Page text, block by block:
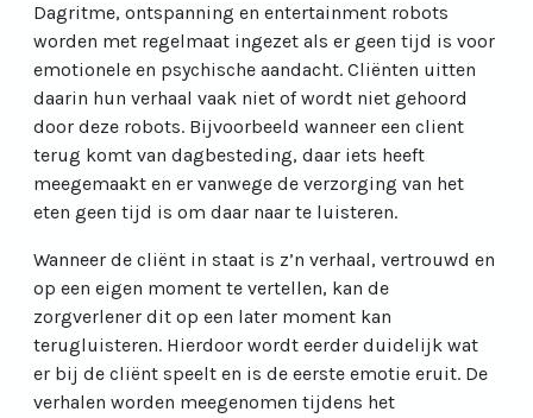
Dagritme, ontspanning en entertainment robots
worden met regelmaat ingezet als er geen tijd is voor
emotionele en psychische aandacht. Cliënten uitten
daarin hun verhaal vaak niet of wordt niet gehoord
door deze robots. Bijvoorbeeld wanneer een client
terug komt van dagbesteding, daar iets heeft
meegemaakt en er vanwege de verzorging van het
eten geen tijd is om daar naar te luisteren.
Wanneer de cliënt in staat is z’n verhaal, vertrouwd en
op een eigen moment te vertellen, kan de
zorgverlener dit op een later moment kan
terugluisteren. Hierdoor wordt eerder duidelijk wat
er bij de cliënt speelt en is de eerste emotie eruit. De
verhalen worden meegenomen tijdens het